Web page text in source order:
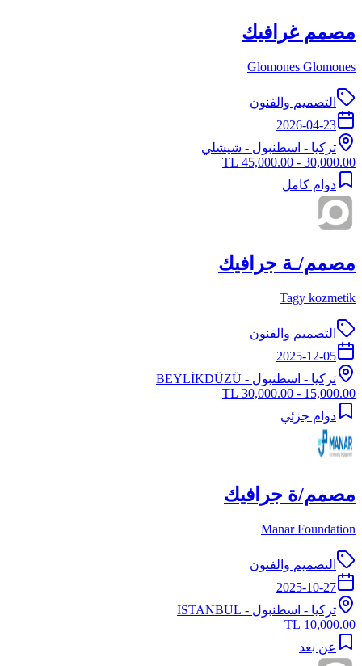
مصمم غرافيك
Glomones Glomones
التصميم والفنون
2026-04-23
تركيا - اسطنبول - شيشلي
30,000.00 - 45,000.00 TL
دوام كامل
مصمم/ـة جرافيك
Tagy kozmetik
التصميم والفنون
2025-12-05
تركيا - اسطنبول - BEYLİKDÜZÜ
15,000.00 - 30,000.00 TL
دوام جزئي
مصمم/ة جرافيك
Manar Foundation
التصميم والفنون
2025-10-27
تركيا - اسطنبول - ISTANBUL
10,000.00 TL
عن بعد